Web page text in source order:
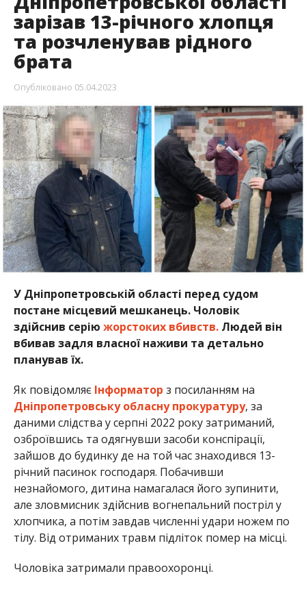
зарізав 13-річного хлопця
та розчленував рідного
брата
Опубліковано 05.04.2023
У Дніпропетровській області перед судом
постане місцевий мешканець. Чоловік
здійснив серію жорстоких вбивств.Людей він
вбивав задля власної наживи та детально
планував їх.
Як повідомляє Інформатор з посиланням на
Дніпропетровську обласну прокуратуру, за
даними слідства у серпні 2022 року затриманий,
озброївшись та одягнувши засоби конспірації,
зайшов до будинку де на той час знаходився 13-
річний пасинок господаря. Побачивши
незнайомого, дитина намагалася його зупинити,
але зловмисник здійснив вогнепальний постріл у
хлопчика, а потім завдав численні удари ножем по
тілу. Від отриманих травм підліток помер на місці.
Чоловіка затримали правоохоронці.